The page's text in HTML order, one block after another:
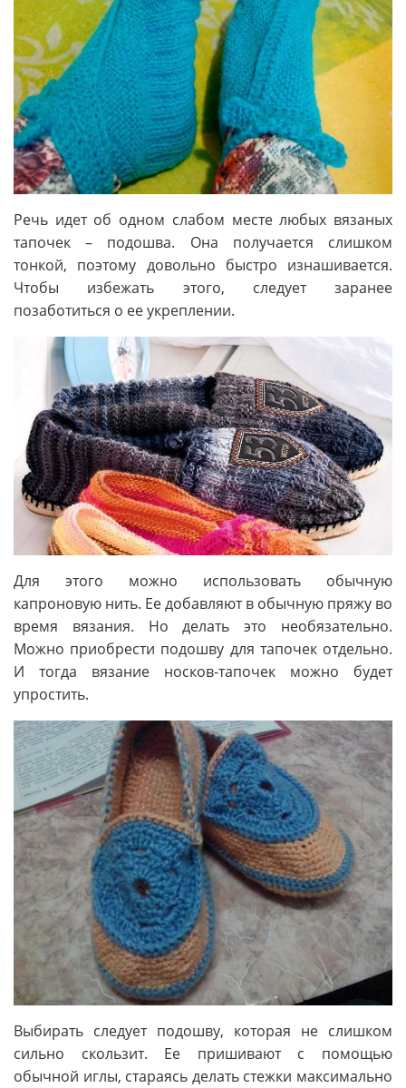
Речь идет об одном слабом месте любых вязаных
тапочек – подошва. Она получается слишком
тонкой, поэтому довольно быстро изнашивается.
Чтобы избежать этого, следует заранее
позаботиться о ее укреплении.
Для этого можно использовать обычную
капроновую нить. Ее добавляют в обычную пряжу во
время вязания. Но делать это необязательно.
Можно приобрести подошву для тапочек отдельно.
И тогда вязание носков-тапочек можно будет
упростить.
Выбирать следует подошву, которая не слишком
сильно скользит. Ее пришивают с помощью
обычной иглы, стараясь делать стежки максимально